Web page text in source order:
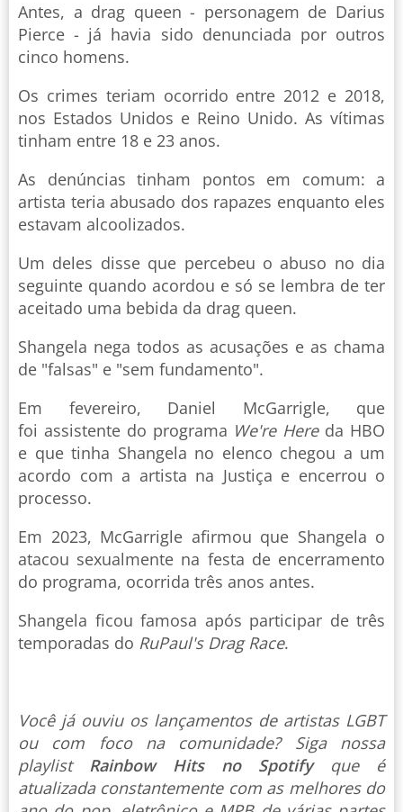
Antes, a drag queen - personagem de Darius
Pierce - já havia sido denunciada por outros
cinco homens.
Os crimes teriam ocorrido entre 2012 e 2018,
nos Estados Unidos e Reino Unido. As vítimas
tinham entre 18 e 23 anos.
As denúncias tinham pontos em comum: a
artista teria abusado dos rapazes enquanto eles
estavam alcoolizados.
Um deles disse que percebeu o abuso no dia
seguinte quando acordou e só se lembra de ter
aceitado uma bebida da drag queen.
Shangela nega todos as acusações e as chama
de "falsas" e "sem fundamento".
Em fevereiro, Daniel McGarrigle, que
foi assistente do programa We're Hereda HBO
e que tinha Shangela no elenco chegou a um
acordo com a artista na Justiça e encerrou o
processo.
Em 2023, McGarrigle afirmou que Shangela o
atacou sexualmente na festa de encerramento
do programa, ocorrida três anos antes.
Shangela ficou famosa após participar de três
temporadas do RuPaul's Drag Race.
Você já ouviu os lançamentos de artistas LGBT
ou com foco na comunidade? Siga nossa
playlist Rainbow Hits no Spotify que é
atualizada constantemente com as melhores do